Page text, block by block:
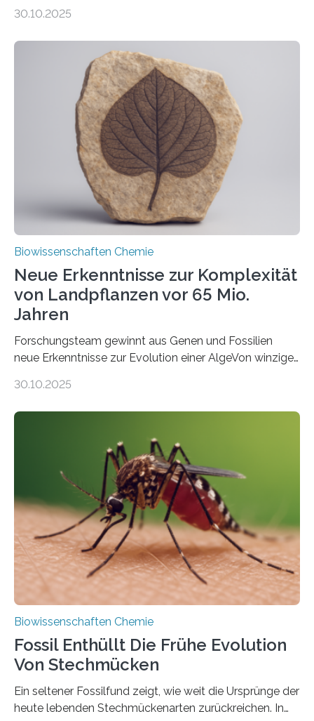
erfüllen können, müssen zahlreiche Enzyme präzise in
der Ruhr-Universität Bochum um Prof. Dr. Ralf Erdmann
und Dr. Ismaila Francis Yusuf hat nun einen bislang
unbekannten Qualitätskontrollmechanismus des
peroxisomalen Proteintransports in der Bäckerhefe
Saccharomyces cerevisiae entdeckt, der für die
Funktionsfähigkeit der Organellen entscheidend ist. Die
Studie wurde am 28. Oktober 2025 in der
Fachzeitschrift…
30.10.2025
Biowissenschaften Chemie
Neue Erkenntnisse zur Komplexität
von Landpflanzen vor 65 Mio.
Jahren
Forschungsteam gewinnt aus Genen und Fossilien
neue Erkenntnisse zur Evolution einer AlgeVon winzigen
Landpflanzen zählen zu den komplexesten
Grünalgen, die vor Hunderten von Millionen Jahren
lebten. Unter den Vorfahren sticht eine Gruppe heraus,
die noch heute in der Natur vorkommt: die
Süßwasseralge Coleochaetophyceae. Einige Arten
dieser Gruppe bilden aus Zellfäden dichte Geflechte
mit scheibenförmiger Gestalt. Was auffällig ist: Die
nächsten…
30.10.2025
Biowissenschaften Chemie
Fossil Enthüllt Die Frühe Evolution
Von Stechmücken
Ein seltener Fossilfund zeigt, wie weit die Ursprünge der
heute lebenden Stechmückenarten zurückreichen. In